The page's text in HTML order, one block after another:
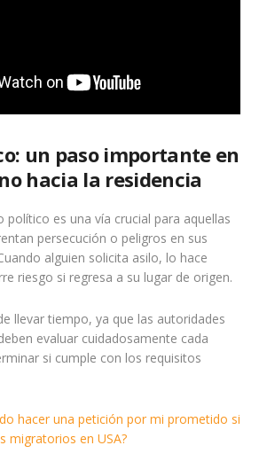
un paso importante en
hacia la residencia
político es una vía crucial para aquellas
persecución o peligros en sus
alguien solicita asilo, lo hace
riesgo si regresa a su lugar de origen.
llevar tiempo, ya que las autoridades
evaluar cuidadosamente cada
si cumple con los requisitos
hacer una petición por mi prometido si
migratorios en USA?